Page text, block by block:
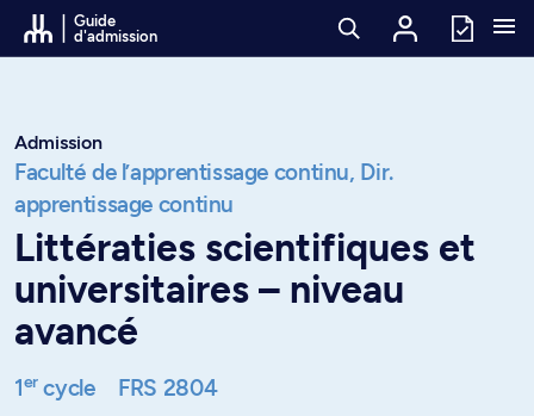
Passer au contenu
Guide
d'admission
Admission
Faculté de l’apprentissage continu, Dir.
apprentissage continu
Littératies scientifiques et
universitaires – niveau
avancé
1ercycle FRS 2804